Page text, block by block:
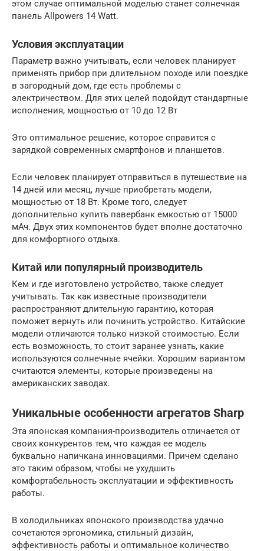
этом случае оптимальной моделью станет солнечная
панель Allpowers 14 Watt.
Условия эксплуатации
Параметр важно учитывать, если человек планирует
применять прибор при длительном походе или поездке
в загородный дом, где есть проблемы с
электричеством. Для этих целей подойдут стандартные
исполнения, мощностью от 10 до 12 Вт
Это оптимальное решение, которое справится с
зарядкой современных смартфонов и планшетов.
Если человек планирует отправиться в путешествие на
14 дней или месяц, лучше приобретать модели,
мощностью от 18 Вт. Кроме того, следует
дополнительно купить павербанк емкостью от 15000
мАч. Двух этих компонентов будет вполне достаточно
для комфортного отдыха.
Китай или популярный производитель
Кем и где изготовлено устройство, также следует
учитывать. Так как известные производители
распространяют длительную гарантию, которая
поможет вернуть или починить устройство. Китайские
модели отличаются только низкой стоимостью. Если
есть возможность, то стоит заранее узнать, какие
используются солнечные ячейки. Хорошим вариантом
считаются элементы, которые произведены на
американских заводах.
Уникальные особенности агрегатов Sharp
Эта японская компания-производитель отличается от
своих конкурентов тем, что каждая ее модель
буквально напичкана инновациями. Причем сделано
это таким образом, чтобы не ухудшить
комфортабельность эксплуатации и эффективность
работы.
В холодильниках японского производства удачно
сочетаются эргономика, стильный дизайн,
эффективность работы и оптимальное количество